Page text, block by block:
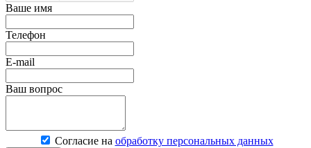
Ваше имя
Телефон
E-mail
Ваш вопрос
Согласие на обработку персональных данных